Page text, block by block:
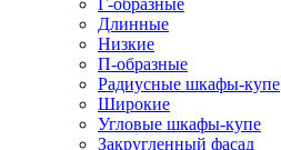
Г-образные
Длинные
Низкие
П-образные
Радиусные шкафы-купе
Широкие
Угловые шкафы-купе
Закругленный фасад